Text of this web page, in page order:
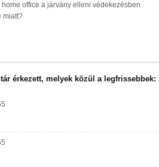
home office a járvány elleni védekezésben
miatt?